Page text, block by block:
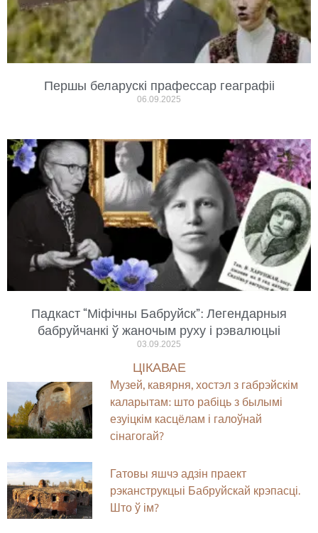
Першы беларускі прафессар геаграфіі
06.09.2025
Падкаст “Міфічны Бабруйск”: Легендарныя
бабруйчанкі ў жаночым руху і рэвалюцыі
03.09.2025
ЦІКАВАЕ
Музей, кавярня, хостэл з габрэйскім
каларытам: што рабіць з былымі
езуіцкім касцёлам і галоўнай
сінагогай?
Гатовы яшчэ адзін праект
рэканструкцыі Бабруйскай крэпасці.
Што ў ім?